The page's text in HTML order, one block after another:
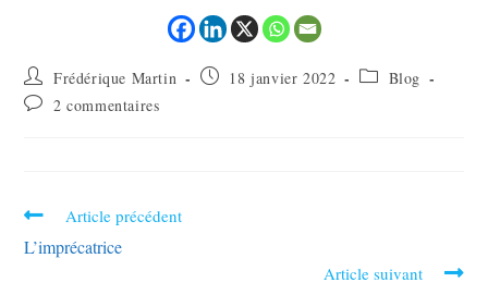
Frédérique Martin 18 janvier 2022
Blog
2 commentaires
Article précédent
L’imprécatrice
Article suivant